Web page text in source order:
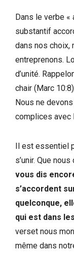
Dans le verbe «
substantif
dans nos choix,
entreprenons.
d’unité.
chair (Marc
Nous ne
complices avec
Il est essentiel
s’unir. Que
vous dis
s’accordent
quelconque,
qui est dans
verset nous
même dans